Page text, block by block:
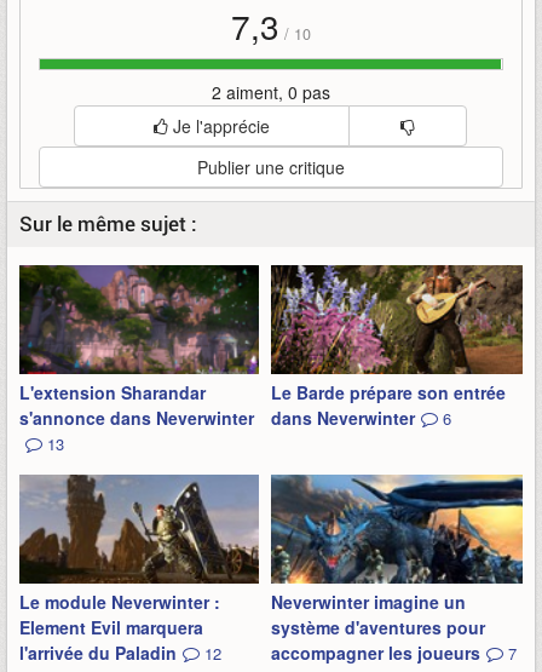
7,3 / 10
2 aiment, 0 pas
Je l'apprécie
Publier une critique
Sur le même sujet :
L'extension Sharandar
s'annonce dans Neverwinter
13
Le Barde prépare son entrée
dans Neverwinter
6
Le module Neverwinter :
Element Evil marquera
l'arrivée du Paladin
12
Neverwinter imagine un
système d'aventures pour
accompagner les joueurs
7